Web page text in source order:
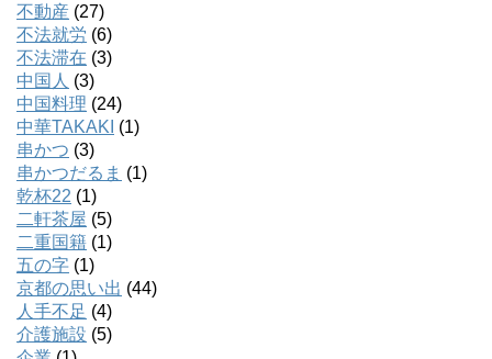
不動産 (27)
不法就労 (6)
不法滞在 (3)
中国人 (3)
中国料理 (24)
中華TAKAKI (1)
串かつ (3)
串かつだるま (1)
乾杯22 (1)
二軒茶屋 (5)
二重国籍 (1)
五の字 (1)
京都の思い出 (44)
人手不足 (4)
介護施設 (5)